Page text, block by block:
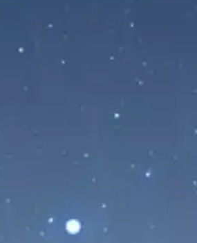
Eclipse Solar
de Agosto de 2026